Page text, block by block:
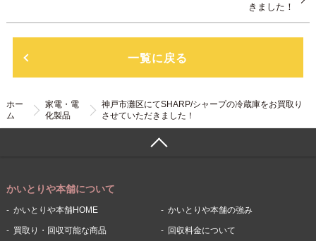
きました！
一覧に戻る
ホー
ム
家電・電
化製品
神戸市灘区にてSHARP/シャープの冷蔵庫をお買取り
させていただきました！
かいとりや本舗について
かいとりや本舗HOME かいとりや本舗の強み
買取り・回収可能な商品 回収料金について